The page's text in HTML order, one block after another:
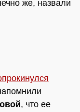
же, назвали
, что ее